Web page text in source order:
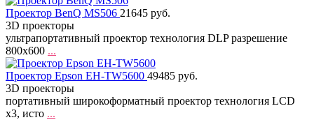
Проектор BenQ MS506 21645 руб.
3D проекторы
ультрапортативный проектор технология DLP разрешение
800x600 ...
Проектор Epson EH-TW5600 49485 руб.
3D проекторы
портативный широкоформатный проектор технология LCD
x3, исто ...